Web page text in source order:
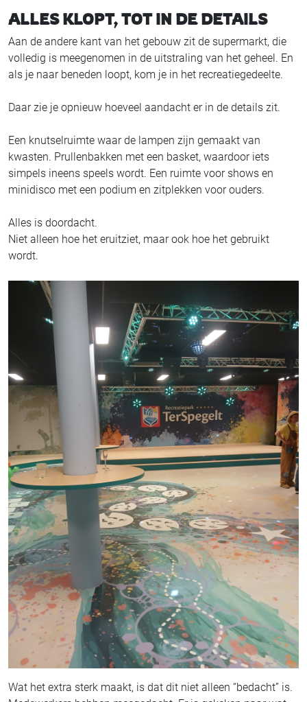
ALLES KLOPT, TOT IN DE DETAILS
Aan de andere kant van het gebouw zit de supermarkt, die
volledig is meegenomen in de uitstraling van het geheel. En
als je naar beneden loopt, kom je in het recreatiegedeelte.
Daar zie je opnieuw hoeveel aandacht er in de details zit.
Een knutselruimte waar de lampen zijn gemaakt van
kwasten. Prullenbakken met een basket, waardoor iets
simpels ineens speels wordt. Een ruimte voor shows en
minidisco met een podium en zitplekken voor ouders.
Alles is doordacht.
Niet alleen hoe het eruitziet, maar ook hoe het gebruikt
wordt.
Wat het extra sterk maakt, is dat dit niet alleen “bedacht” is.